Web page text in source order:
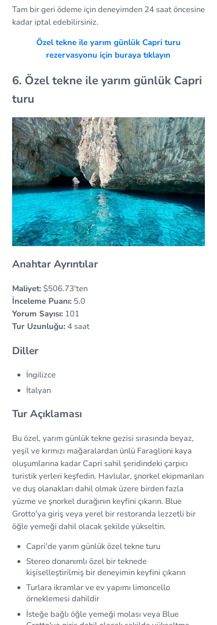
Tam bir geri ödeme için deneyimden 24 saat öncesine
kadar iptal edebilirsiniz.
Özel tekne ile yarım günlük Capri turu
rezervasyonu için buraya tıklayın
6. Özel tekne ile yarım günlük Capri
turu
Anahtar Ayrıntılar
Maliyet:$506.73'ten
İnceleme Puanı:5.0
Yorum Sayısı:101
Tur Uzunluğu:4 saat
Diller
İngilizce
İtalyan
Tur Açıklaması
Bu özel, yarım günlük tekne gezisi sırasında beyaz,
yeşil ve kırmızı mağaralardan ünlü Faraglioni kaya
oluşumlarına kadar Capri sahil şeridindeki çarpıcı
turistik yerleri keşfedin. Havlular, şnorkel ekipmanları
ve duş olanakları dahil olmak üzere birden fazla
yüzme ve şnorkel durağının keyfini çıkarın. Blue
Grotto'ya giriş veya yerel bir restoranda lezzetli bir
öğle yemeği dahil olacak şekilde yükseltin.
Capri'de yarım günlük özel tekne turu
Stereo donanımlı özel bir teknede
kişiselleştirilmiş bir deneyimin keyfini çıkarın
Turlara ikramlar ve ev yapımı limoncello
örneklemesi dahildir
İsteğe bağlı öğle yemeği molası veya Blue